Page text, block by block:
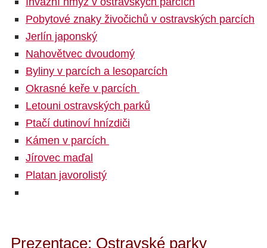
Pobytové znaky živočichů v ostravských parcích
Jerlín japonský
Nahovětvec dvoudomý
Byliny v parcích a lesoparcích
Okrasné keře v parcích
Letouni ostravských parků
Ptačí dutinoví hnízdiči
Kámen v parcích
Jírovec maďal
Platan javorolistý
Prezentace: Ostravské parky